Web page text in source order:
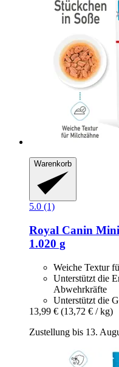
Warenkorb
5.0 (1)
Royal Canin
1.020 g
Weiche Textur
Unterstützt die
Abwehrkräfte
Unterstützt die
13,99 € (13,72 € / kg)
Zustellung bis 13.